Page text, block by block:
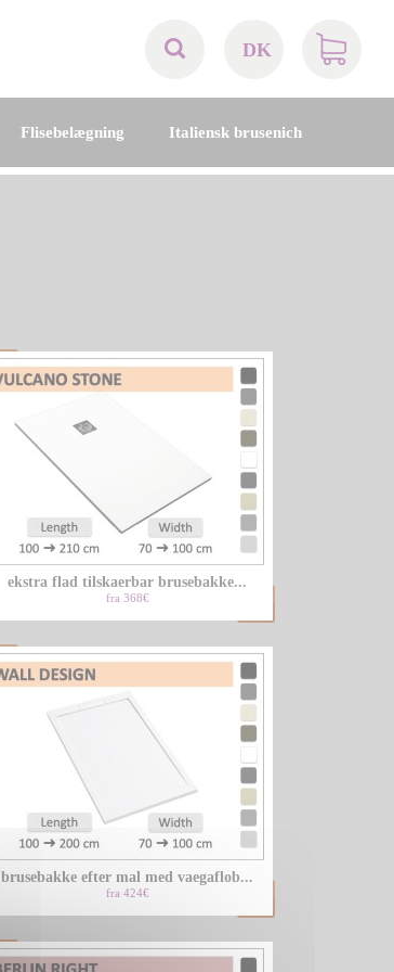
DK
BE
DK
EN
FR
LU
NL
PL
Flisebelægning Italiensk brusenich
ekstra flad tilskaerbar brusebakke...
fra 368€
brusebakke efter mal med vaegaflob...
fra 424€